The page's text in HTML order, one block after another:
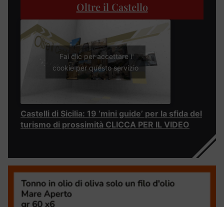
Oltre il Castello
Fai clic per accettare i
cookie per questo servizio
Castelli di Sicilia: 19 ‘mini guide’ per la sfida del
turismo di prossimità CLICCA PER IL VIDEO